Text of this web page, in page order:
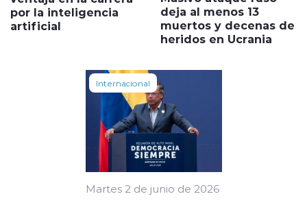
por la inteligencia
artificial
deja al menos 13
muertos y decenas de
heridos en Ucrania
Internacional
Martes 2 de junio de 2026